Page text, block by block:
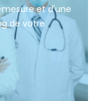
et d'une
de votre